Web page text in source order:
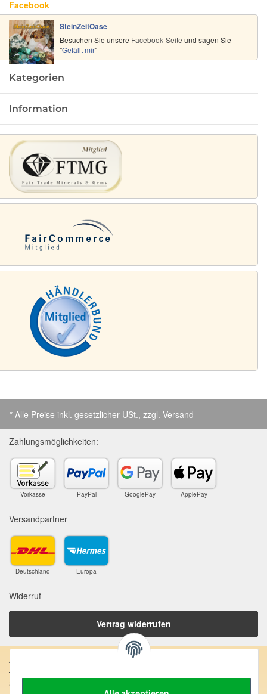
Facebook
SteinZeitOase
Besuchen Sie unsere Facebook-Seite und sagen Sie
"Gefällt mir"
Kategorien
Information
* Alle Preise inkl. gesetzlicher USt., zzgl. Versand
Zahlungsmöglichkeiten:
Vorkasse PayPal GooglePay ApplePay
Versandpartner
Deutschland Europa
Widerruf
Vertrag widerrufen
Anschrift:
SteinZeitOase